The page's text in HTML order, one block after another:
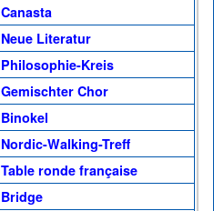
Canasta
Neue Literatur
Philosophie-Kreis
Gemischter Chor
Binokel
Nordic-Walking-Treff
Table ronde française
Bridge